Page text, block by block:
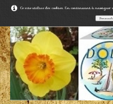
Ce site utilise des cookies. En continuant à naviguer